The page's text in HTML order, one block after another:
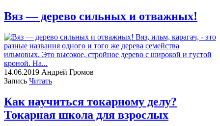
Вяз — дерево сильных и отважных!
Вяз, ильм, карагач, - это
разные названия одного и того же дерева семейства
ильмовых. Это высокое, стройное дерево с широкой и густой
кроной. На...
14.06.2019 Андрей Громов
Запись Читать
Как научиться токарному делу?
Токарная школа для взрослых